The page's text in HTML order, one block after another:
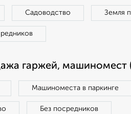
Садоводство Земля
гаржей, машиномест
Машиноместа в паркинге
Без посредников